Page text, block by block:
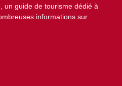
un guide de tourisme dédié à
informations sur